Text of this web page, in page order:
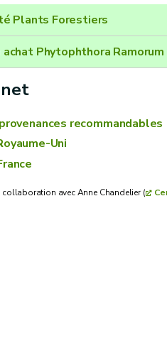
Plants Forestiers
Phytophthora Ramorum
recommandables
Uni
collaboration avec Anne Chandelier (